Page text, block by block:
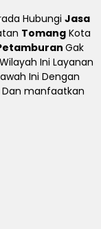
Hubungi Jasa
TomangKota
Gak
Ini Layanan
Ini Dengan
Dan manfaatkan